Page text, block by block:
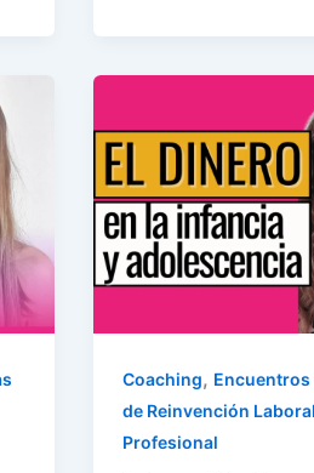
Coaching, Encuentros
de Reinvención Laboral
Profesional